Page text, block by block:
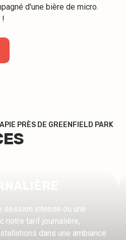
d'une bière de micro.
!
PRÈS DE GREENFIELD PARK
session intense ou une
notre tarif journalière,
dans une ambiance